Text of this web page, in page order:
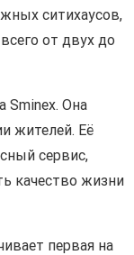
ситихаусов,
от двух до
Smineх. Она
жителей. Её
сервис,
качество жизни
первая на